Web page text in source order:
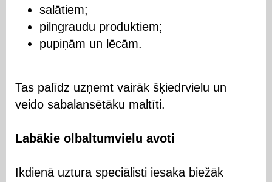
salātiem;
pilngraudu produktiem;
pupiņām un lēcām.
Tas palīdz uzņemt vairāk šķiedrvielu un
veido sabalansētāku maltīti.
Labākie olbaltumvielu avoti
Ikdienā uztura speciālisti iesaka biežāk